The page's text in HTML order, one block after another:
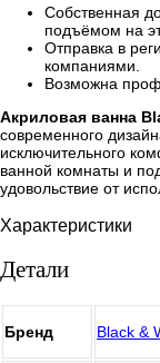
Собственная
подъёмом на
Отправка в
компаниями.
Возможна
Акриловая ванна
современного
исключительного
ванной комнаты и
удовольствие от
Характеристики
Детали
Бренд Black &